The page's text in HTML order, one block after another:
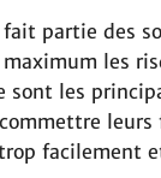
partie des
les
sont les
facilement